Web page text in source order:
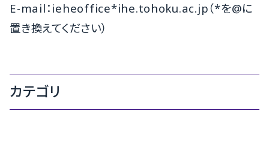
E-mail：ieheoffice*ihe.tohoku.ac.jp（*を@に
置き換えてください）
カテゴリ